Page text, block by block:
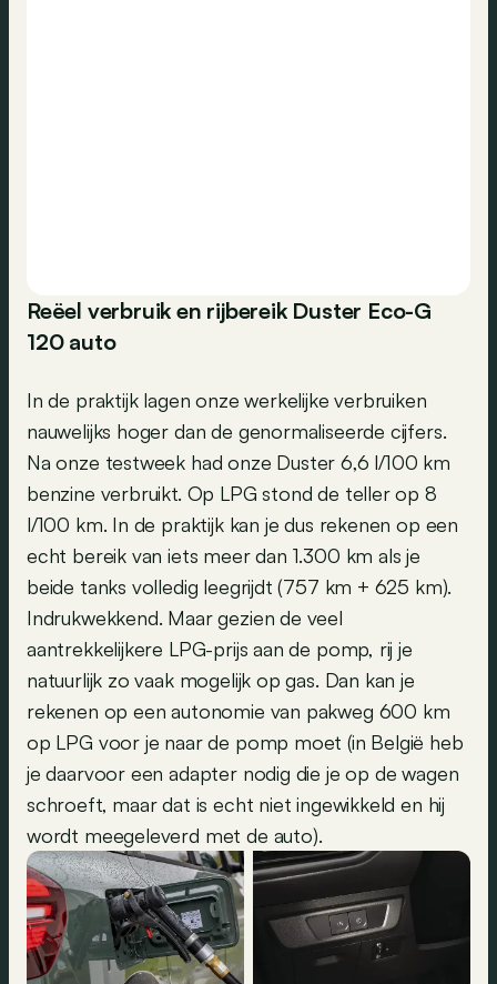
Reëel verbruik en rijbereik Duster Eco-G
120 auto
In de praktijk lagen onze werkelijke verbruiken
nauwelijks hoger dan de genormaliseerde cijfers.
Na onze testweek had onze Duster 6,6 l/100 km
benzine verbruikt. Op LPG stond de teller op 8
l/100 km. In de praktijk kan je dus rekenen op een
echt bereik van iets meer dan 1.300 km als je
beide tanks volledig leegrijdt (757 km + 625 km).
Indrukwekkend. Maar gezien de veel
aantrekkelijkere LPG-prijs aan de pomp, rij je
natuurlijk zo vaak mogelijk op gas. Dan kan je
rekenen op een autonomie van pakweg 600 km
op LPG voor je naar de pomp moet (in België heb
je daarvoor een adapter nodig die je op de wagen
schroeft, maar dat is echt niet ingewikkeld en hij
wordt meegeleverd met de auto).